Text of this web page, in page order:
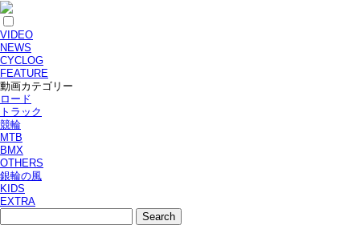
VIDEO
NEWS
CYCLOG
FEATURE
動画カテゴリー
ロード
トラック
競輪
MTB
BMX
OTHERS
銀輪の風
KIDS
EXTRA